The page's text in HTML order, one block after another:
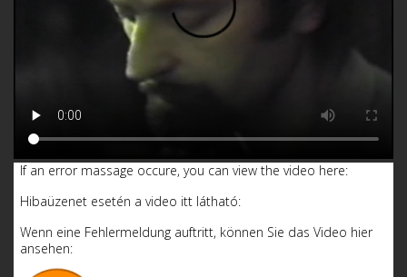
If an error massage occure, you can view the video here:
Hibaüzenet esetén a video itt látható:
Wenn eine Fehlermeldung auftritt, können Sie das Video hier
ansehen: